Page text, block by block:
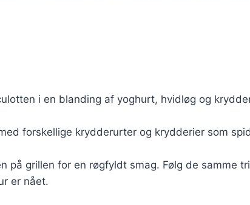
i en blanding af yoghurt, hvidløg og
forskellige krydderurter og krydderier som
på grillen for en røgfyldt smag. Følg de samme
er nået.